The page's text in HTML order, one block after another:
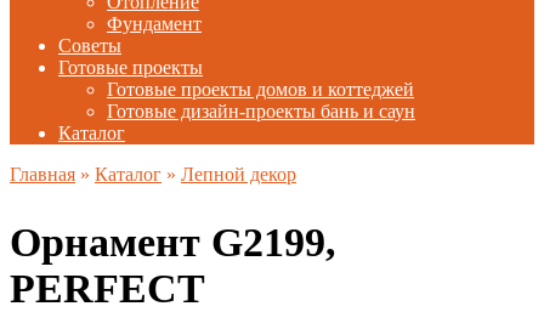
Фундамент
Советы
Готовые проекты
Готовые проекты домов и коттеджей
Готовые дизайн-проекты бань и саун
Каталог
Главная » Каталог » Лепной декор
Орнамент G2199,
PERFECT